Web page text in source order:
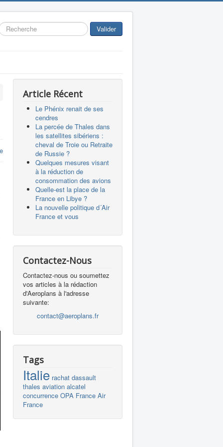
Valider
Article Récent
Le Phénix renait de ses
cendres
La percée de Thales dans
les satellites sibériens :
cheval de Troie ou Retraite
de Russie ?
Quelques mesures visant
à la réduction de
consommation des avions
Quelle-est la place de la
France en Libye ?
La nouvelle politique d´Air
France et vous
Contactez-Nous
Contactez-nous ou soumettez
vos articles à la rédaction
d'Aeroplans à l'adresse
suivante:
contact@aeroplans.fr
Tags
Italie rachat dassault
thales aviation alcatel
concurrence OPA France Air
France